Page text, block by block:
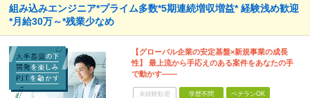
組み込みエンジニア*プライム多数*5期連続増収増益* 経験浅め歓迎
*月給30万～*残業少なめ
【グローバル企業の安定基盤×新規事業の成長
性】 最上流から手応えのある案件をあなたの手
で動かす――
未経験歓迎 学歴不問 ベテランOK